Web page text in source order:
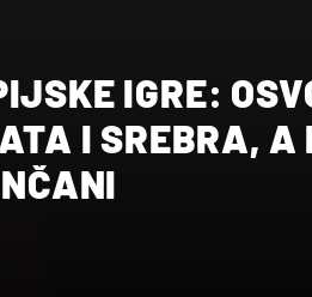
IGRE:
I SREBRA, A